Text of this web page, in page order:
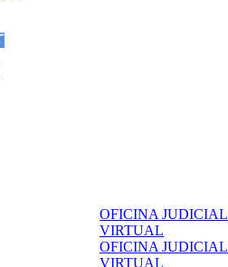
OFICINA JUDICIAL
VIRTUAL
OFICINA JUDICIAL
VIRTUAL